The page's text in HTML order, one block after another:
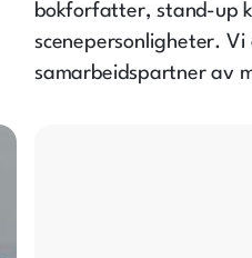
bokforfatter, stand-up
scenepersonligheter.
samarbeidspartner av